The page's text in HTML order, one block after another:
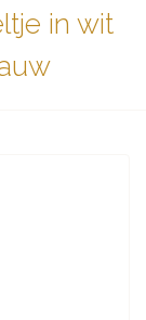
in wit